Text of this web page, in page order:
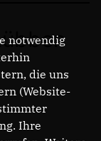
notwendig
die uns
(Website-
Ihre